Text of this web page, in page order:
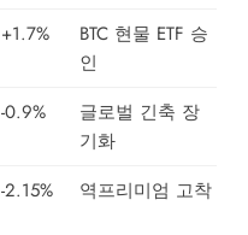
+1.7%
BTC 현물 ETF 승
인
-0.9%
글로벌 긴축 장
기화
-2.15% 역프리미엄 고착